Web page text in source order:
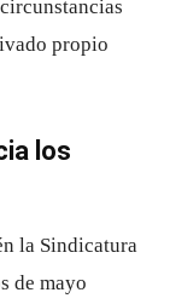
propio
los
la Sindicatura
de mayo